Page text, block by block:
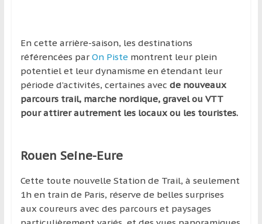
d’un
pays
d’une
région
En cette arrière-saison, les destinations
référencées par On Piste montrent leur plein
potentiel et leur dynamisme en étendant leur
période d’activités, certaines avec de nouveaux
parcours trail, marche nordique, gravel ou VTT
pour attirer autrement les locaux ou les touristes.
Rouen Seine-Eure
Cette toute nouvelle Station de Trail, à seulement
1h en train de Paris, réserve de belles surprises
aux coureurs avec des parcours et paysages